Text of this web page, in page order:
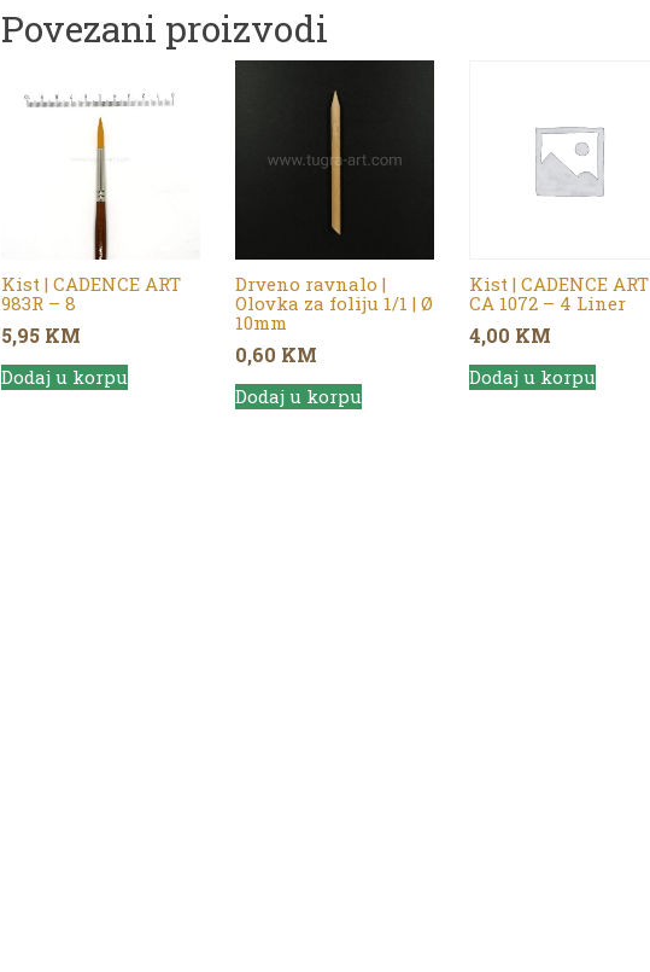
Povezani proizvodi
Kist | CADENCE ART
983R – 8
5,95 KM
Dodaj u korpu
Drveno ravnalo |
Olovka za foliju 1/1 | Ø
10mm
0,60 KM
Dodaj u korpu
Kist | CADENCE ART
CA 1072 – 4 Liner
4,00 KM
Dodaj u korpu